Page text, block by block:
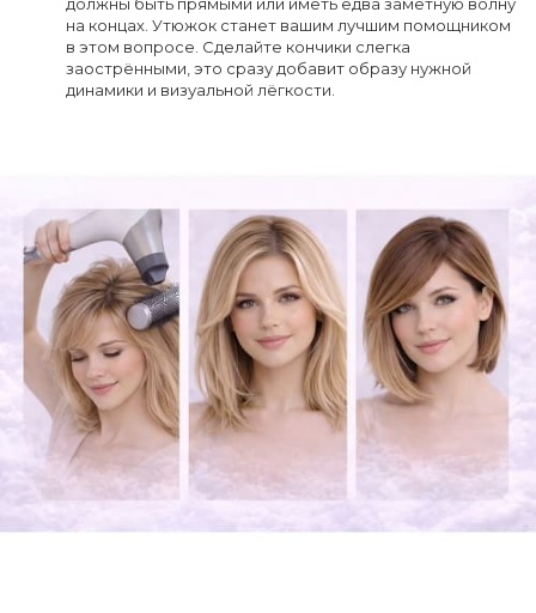
на концах. Утюжок станет вашим лучшим помощником
в этом вопросе. Сделайте кончики слегка
заострёнными, это сразу добавит образу нужной
динамики и визуальной лёгкости.